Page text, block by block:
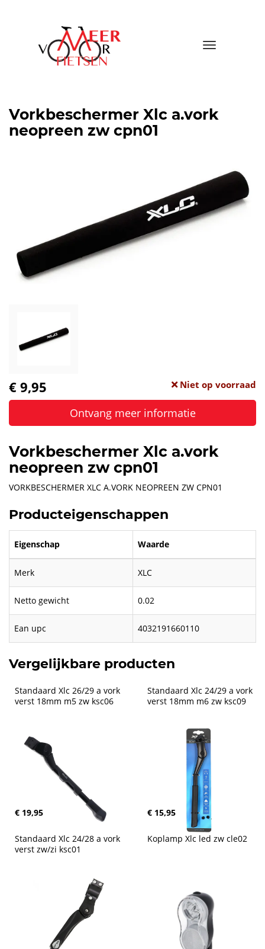
Toggle
Vorkbeschermer Xlc a.vork
neopreen zw cpn01
€ 9,95 Niet op voorraad
Ontvang meer informatie
Vorkbeschermer Xlc a.vork
neopreen zw cpn01
VORKBESCHERMER XLC A.VORK NEOPREEN ZW CPN01
Producteigenschappen
Eigenschap Waarde
Merk XLC
Netto gewicht 0.02
Ean upc 4032191660110
Vergelijkbare producten
Standaard Xlc 26/29 a vork
verst 18mm m5 zw ksc06
€ 19,95
Standaard Xlc 24/29 a vork
verst 18mm m6 zw ksc09
€ 15,95
Standaard Xlc 24/28 a vork
verst zw/zi ksc01
Koplamp Xlc led zw cle02